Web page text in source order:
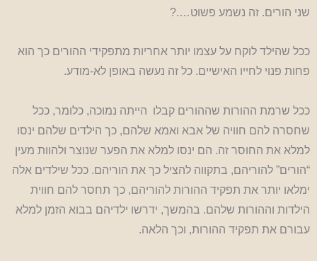
שני הורים. זה נשמע פשוט….?
ככל שהילד לוקח על עצמו יותר אחריות מתפקידי ההורים כך הוא
פחות פנוי לחייו האישיים. כל זה נעשה באופן לא-מודע.
ככל שרמת ההורות שההורים קבלו הייתה נמוכה, כלומר, ככל
שחסרה להם חוויה של אבא ואמא שלהם, כך הילדים שלהם ינסו
למלא את החוסר זה. הם ינסו למלא את הפער שנוצר ולהוות מעין
“הורים” להוריהם, בתקווה להציל כך את הוריהם. ככל שילדים אלה
ימלאו יותר את תפקיד ההורות להוריהם, כך תחסר להם חווית
הילדות וההורות שלהם. בהמשך, ידרשו ילדיהם בבוא הזמן למלא
עבורם את תפקיד ההורות, וכך הלאה.